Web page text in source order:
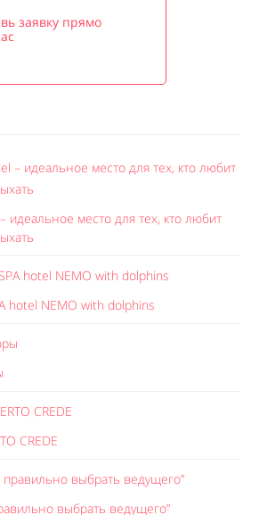
заявку прямо
идеальное место для тех, кто любит
hotel NEMO with dolphins
CREDE
выбрать ведущего”